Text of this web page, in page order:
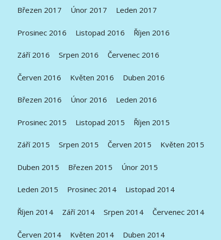
Březen 2017 Únor 2017 Leden 2017
Prosinec 2016 Listopad 2016 Říjen 2016
Září 2016 Srpen 2016 Červenec 2016
Červen 2016 Květen 2016 Duben 2016
Březen 2016 Únor 2016 Leden 2016
Prosinec 2015 Listopad 2015 Říjen 2015
Září 2015 Srpen 2015 Červen 2015 Květen 2015
Duben 2015 Březen 2015 Únor 2015
Leden 2015 Prosinec 2014 Listopad 2014
Říjen 2014 Září 2014 Srpen 2014 Červenec 2014
Červen 2014 Květen 2014 Duben 2014